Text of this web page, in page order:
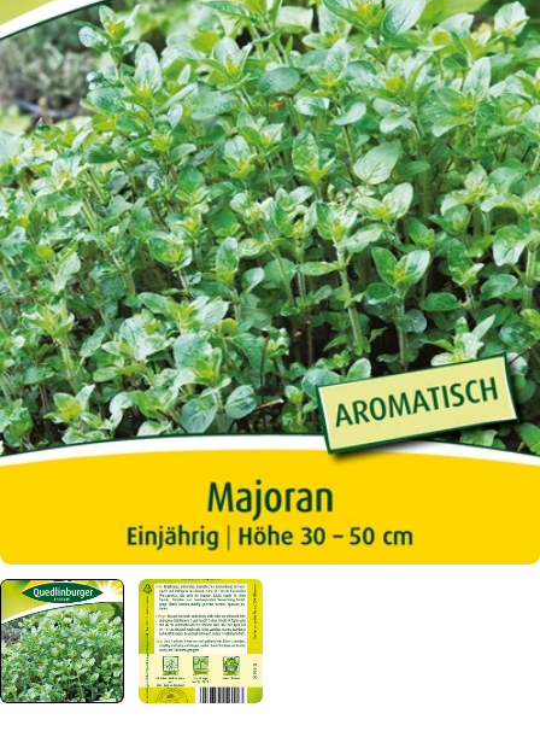
Sie das Medium 0 im Modalformat